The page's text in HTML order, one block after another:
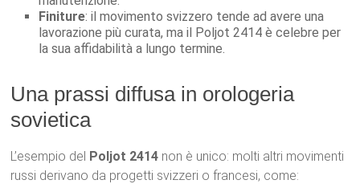
Finiture: il movimento svizzero tende ad avere una
lavorazione più curata, ma il Poljot 2414 è celebre per
la sua affidabilità a lungo termine.
Una prassi diffusa in orologeria
sovietica
L’esempio del Poljot 2414 non è unico: molti altri movimenti
russi derivano da progetti svizzeri o francesi, come: